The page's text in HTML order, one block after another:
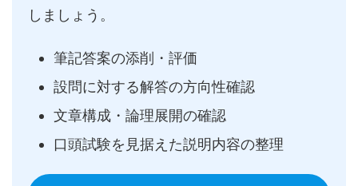
しましょう。
筆記答案の添削・評価
設問に対する解答の方向性確認
文章構成・論理展開の確認
口頭試験を見据えた説明内容の整理